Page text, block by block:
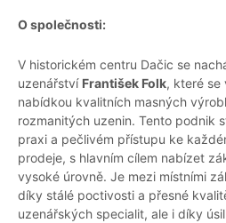
O společnosti:
V historickém centru Dačic se
uzenářství František Folk, které se
nabídkou kvalitních masných
rozmanitých uzenin. Tento podnik
praxi a pečlivém přístupu ke
prodeje, s hlavním cílem nabízet
vysoké úrovně. Je mezi místními
díky stálé poctivosti a přesné
uzenářských specialit, ale i díky